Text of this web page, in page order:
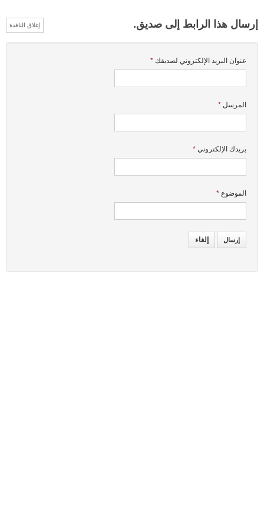
إرسال هذا الرابط إلى صديق. إغلاق النافذة
عنوان البريد الإلكتروني لصديقك *
المرسل *
بريدك الإلكتروني *
الموضوع *
إرسال إلغاء